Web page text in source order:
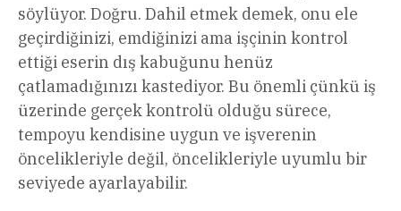
söylüyor. Doğru. Dahil etmek demek, onu ele
geçirdiğinizi, emdiğinizi ama işçinin kontrol
ettiği eserin dış kabuğunu henüz
çatlamadığınızı kastediyor. Bu önemli çünkü iş
üzerinde gerçek kontrolü olduğu sürece,
tempoyu kendisine uygun ve işverenin
öncelikleriyle değil, öncelikleriyle uyumlu bir
seviyede ayarlayabilir.